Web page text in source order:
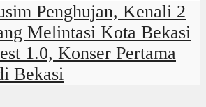
Penghujan, Kenali 2
Melintasi Kota Bekasi
1.0, Konser Pertama
Bekasi